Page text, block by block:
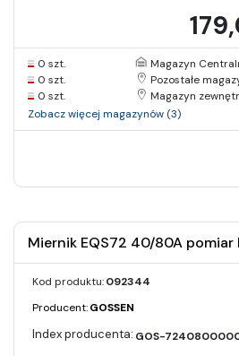
0 szt.
Magazyn
0 szt.
Pozostałe
0 szt.
Magazyn
Zobacz więcej magazynów (3)
Miernik EQS72 40/80A
Kod produktu:092344
Producent:GOSSEN
GOS-